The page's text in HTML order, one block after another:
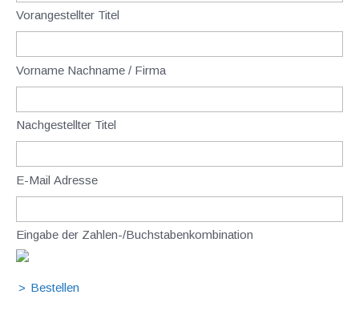
Vorangestellter Titel
Vorname Nachname / Firma
Nachgestellter Titel
E-Mail Adresse
Eingabe der Zahlen-/Buchstabenkombination